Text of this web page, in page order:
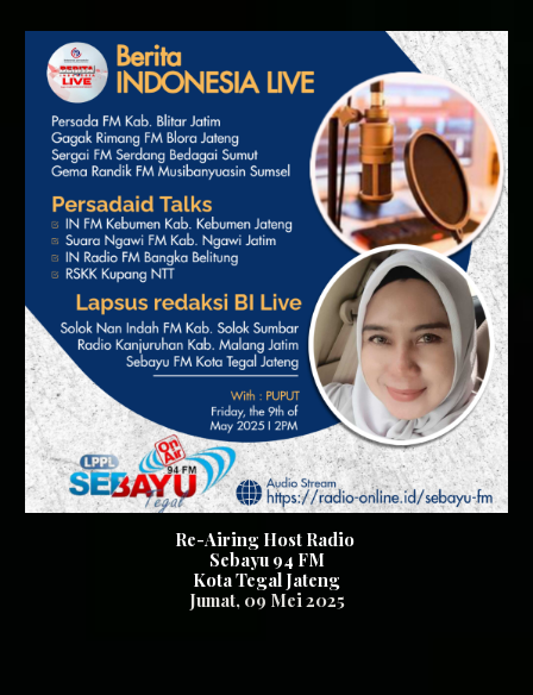
Re-Airing Host Radio
Sebayu 94 FM
Kota Tegal Jateng
Jumat, 09 Mei 2025